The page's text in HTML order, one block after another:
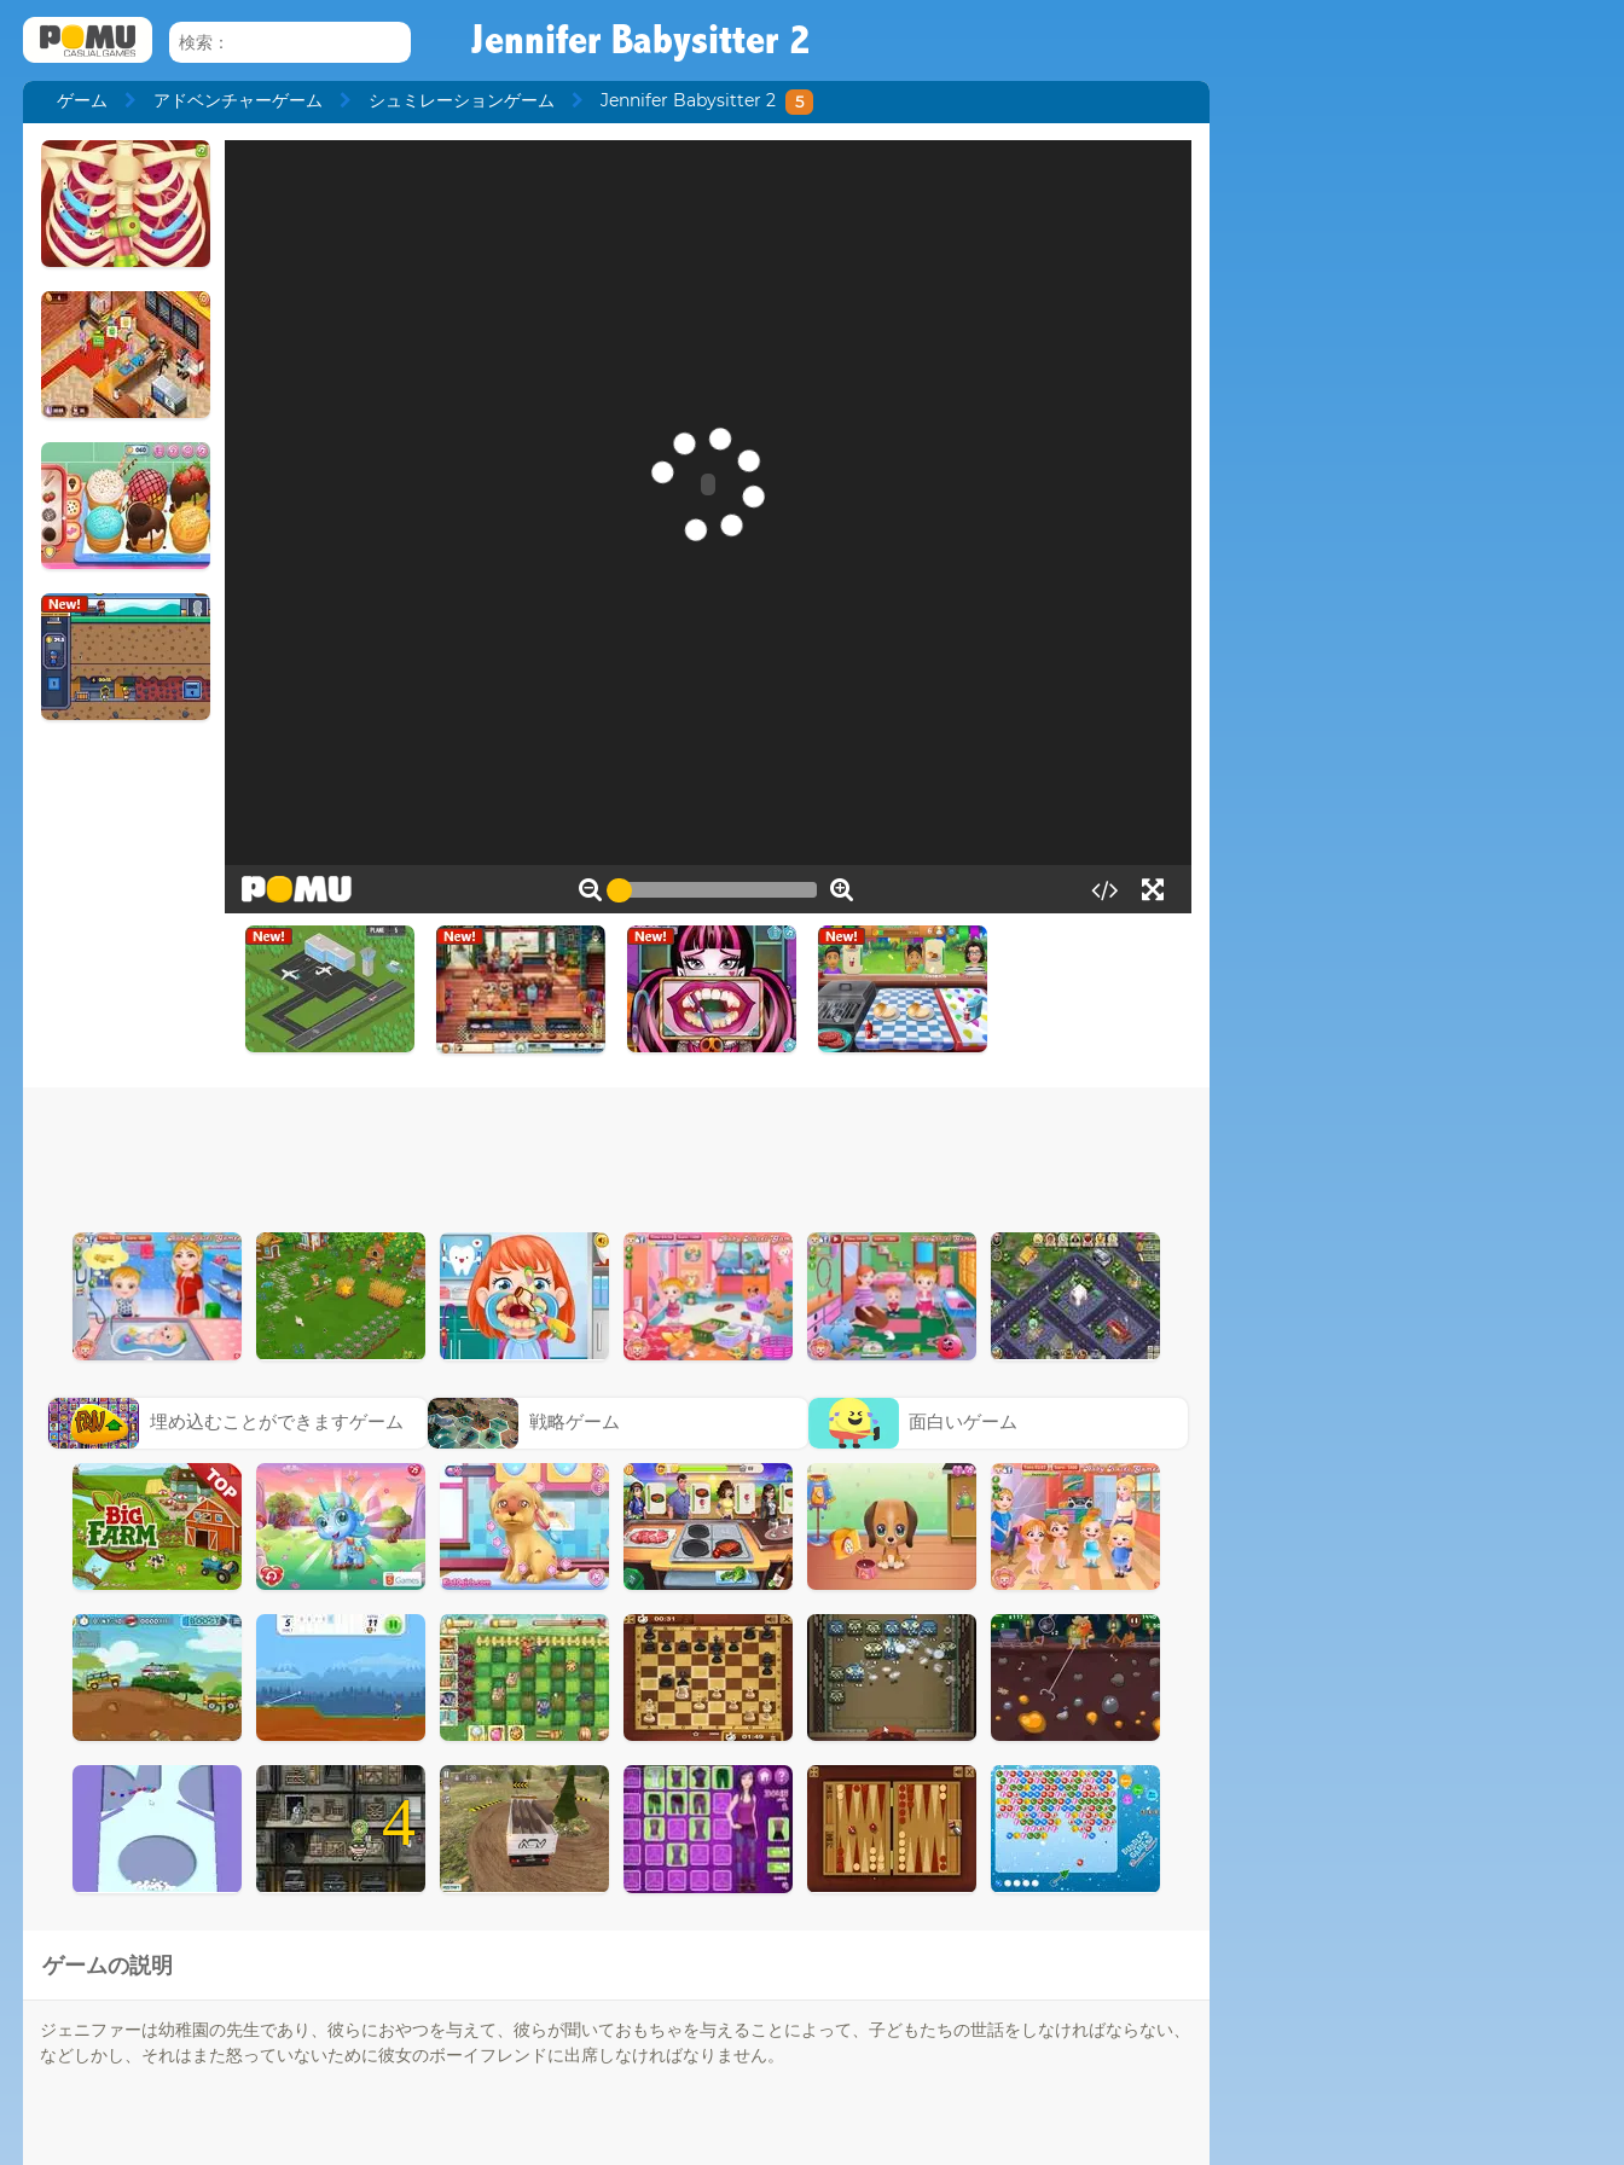
Jennifer Babysitter 2
ゲーム アドベンチャーゲーム シュミレーションゲーム Jennifer Babysitter 2 5
埋め込むことができますゲーム 戦略ゲーム 面白いゲーム
4
ゲームの説明
ジェニファーは幼稚園の先生であり、彼らにおやつを与えて、彼らが聞いておもちゃを与えることによって、子どもたちの世話をしなければならない、
などしかし、それはまた怒っていないために彼女のボーイフレンドに出席しなければなりません。